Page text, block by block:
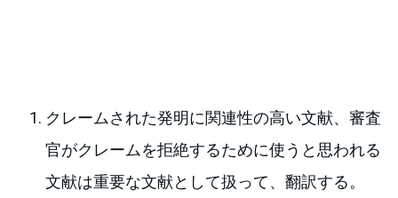
クレームされた発明に関連性の高い文献、審査
官がクレームを拒絶するために使うと思われる
文献は重要な文献として扱って、翻訳する。